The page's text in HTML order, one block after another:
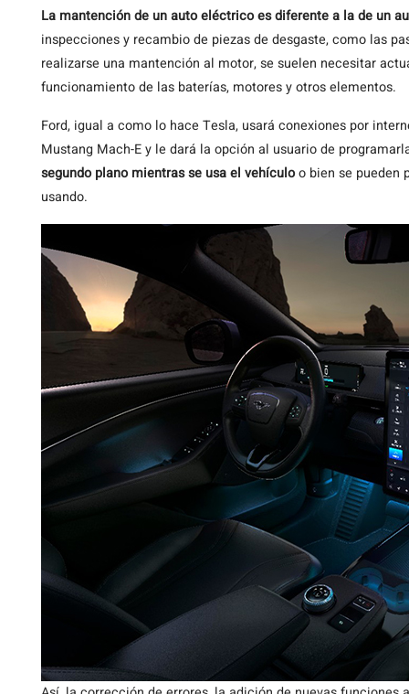
La mantención de un auto eléctrico es diferente a la de un
inspecciones y recambio de piezas de desgaste, como las
realizarse una mantención al motor, se suelen necesitar
funcionamiento de las baterías, motores y otros elementos.
Ford, igual a como lo hace Tesla, usará conexiones por
Mustang Mach-E y le dará la opción al usuario de
segundo plano mientras se usa el vehículoo bien se pueden
usando.